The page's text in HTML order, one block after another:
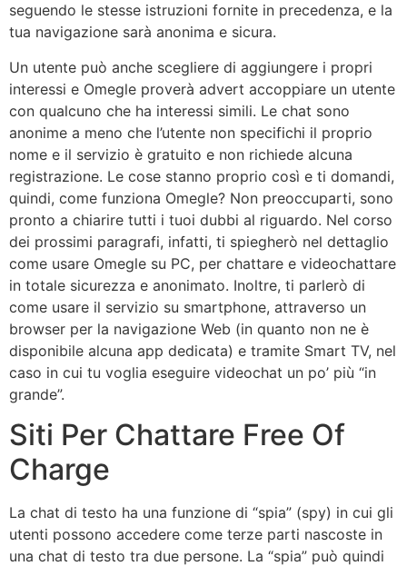
seguendo le stesse istruzioni fornite in precedenza, e la
tua navigazione sarà anonima e sicura.
Un utente può anche scegliere di aggiungere i propri
interessi e Omegle proverà advert accoppiare un utente
con qualcuno che ha interessi simili. Le chat sono
anonime a meno che l’utente non specifichi il proprio
nome e il servizio è gratuito e non richiede alcuna
registrazione. Le cose stanno proprio così e ti domandi,
quindi, come funziona Omegle? Non preoccuparti, sono
pronto a chiarire tutti i tuoi dubbi al riguardo. Nel corso
dei prossimi paragrafi, infatti, ti spiegherò nel dettaglio
come usare Omegle su PC, per chattare e videochattare
in totale sicurezza e anonimato. Inoltre, ti parlerò di
come usare il servizio su smartphone, attraverso un
browser per la navigazione Web (in quanto non ne è
disponibile alcuna app dedicata) e tramite Smart TV, nel
caso in cui tu voglia eseguire videochat un po’ più “in
grande”.
Siti Per Chattare Free Of
Charge
La chat di testo ha una funzione di “spia” (spy) in cui gli
utenti possono accedere come terze parti nascoste in
una chat di testo tra due persone. La “spia” può quindi